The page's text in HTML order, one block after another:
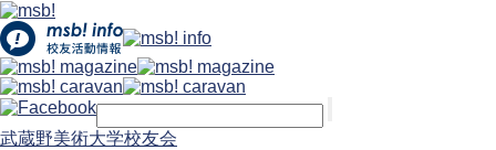
武蔵野美術大学校友会